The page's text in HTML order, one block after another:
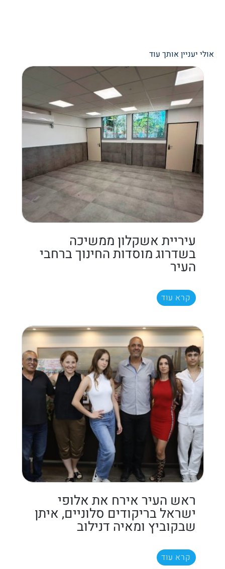
אולי יעניין אותך עוד
עיריית אשקלון ממשיכה
בשדרוג מוסדות החינוך ברחבי
העיר
קרא עוד
ראש העיר אירח את אלופי
ישראל בריקודים סלוניים, איתן
שבקוביץ ומאיה דנילוב
קרא עוד